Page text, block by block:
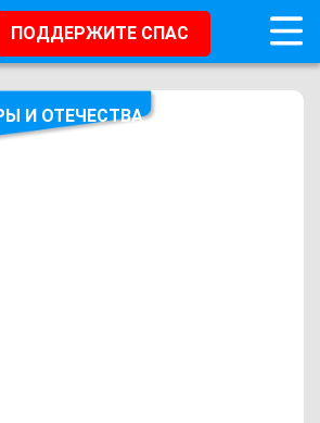
ПОДДЕРЖИТЕ СПАС
И ОТЕЧЕСТВА